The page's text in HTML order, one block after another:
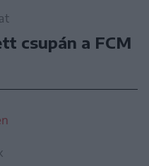
csupán a FCM